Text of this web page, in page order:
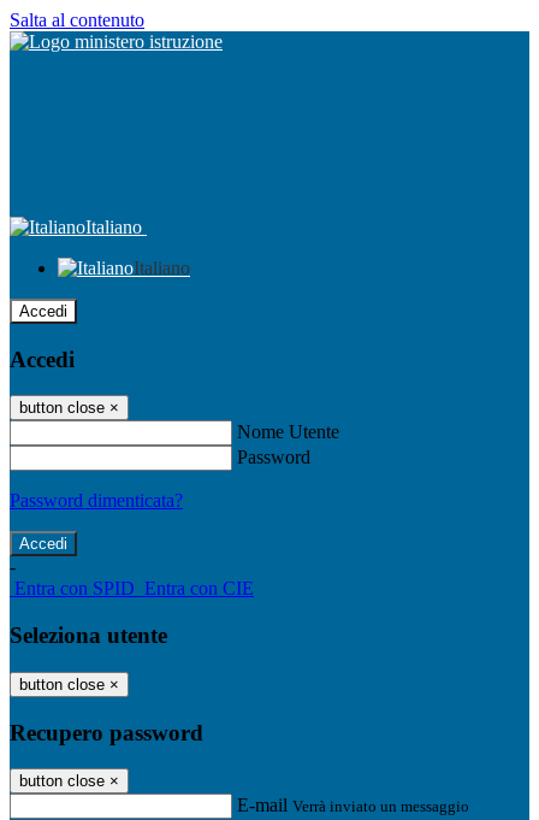
Salta al contenuto
Italiano
Italiano
Accedi
Accedi
button close ×
Nome Utente
Password
Password dimenticata?
-
Entra con SPID Entra con CIE
Seleziona utente
button close ×
Recupero password
button close ×
E-mail Verrà inviato un messaggio